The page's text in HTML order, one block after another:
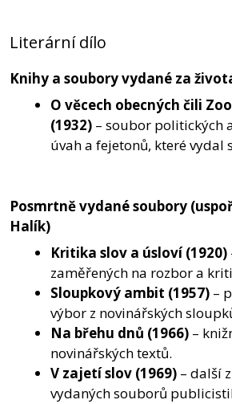
Literární dílo
Knihy a soubory vydané za
O věcech obecných čili
(1932) – soubor politických
úvah a fejetonů, které vydal
Posmrtně vydané soubory
Halík)
Kritika slov a úsloví(1920)
zaměřených na rozbor a
Sloupkový ambit (1957) –
výbor z novinářských
Na břehu dnů (1966) –
novinářských textů.
V zajetí slov (1969) – další
vydaných souborů